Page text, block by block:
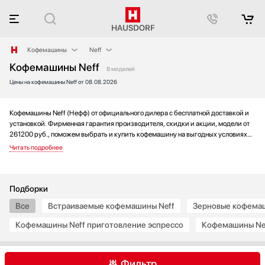
Кофемашины
Аксессуары
Аксессуары и принадлежности
Аромастанции
Барбекю
Варочные панели
Варочные центры
Весы
Neff
AEG
Asko
Bertazzoni
BORK
Fulgor Milano
Graude
Hyundai
Кофемашины Neff
8 моделей
Цены на кофемашины Neff от 08.08.2026
Кофемашины Neff (Нефф) от официального дилера с бесплатной доставкой и
установкой. Фирменная гарантия производителя, скидки и акции, модели от
261200 руб., поможем выбрать и купить кофемашину на выгодных условиях
без переплаты. Новинки и хиты года, отзывы покупателей и мнения
Подборки
Все
Встраиваемые кофемашины Neff
Зерновые
Кофемашины Neff приготовление эспрессо
Кофемашины